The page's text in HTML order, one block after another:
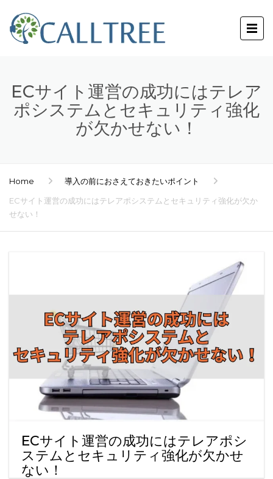
ECサイト運営の成功にはテレア
ポシステムとセキュリティ強化
が欠かせない！
Home
導入の前におさえておきたいポイント
ECサイト運営の成功にはテレアポシステムとセキュリティ強化が欠か
せない！
ECサイト運営の成功にはテレアポシ
ステムとセキュリティ強化が欠かせ
ない！